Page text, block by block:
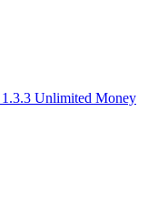
Unlimited Money